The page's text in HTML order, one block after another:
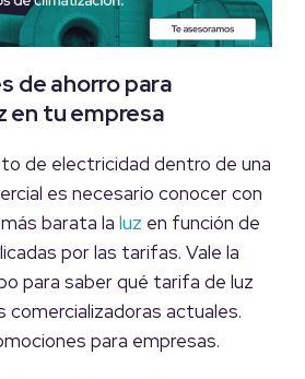
de ahorro para
en tu empresa
de electricidad dentro de una
es necesario conocer con
barata la luz en función de
por las tarifas. Vale la
para saber qué tarifa de luz
actuales.
para empresas.